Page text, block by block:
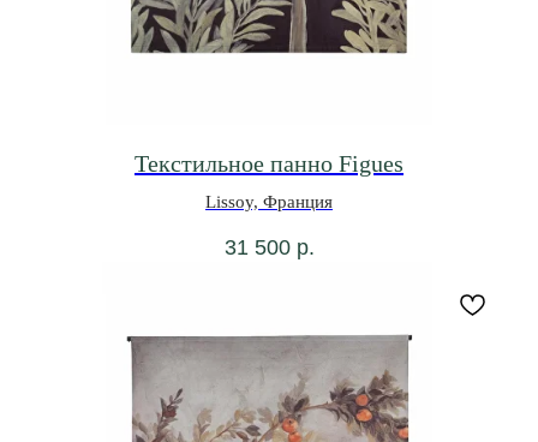
Текстильное панно Figues
Lissoy, Франция
31 500 р.